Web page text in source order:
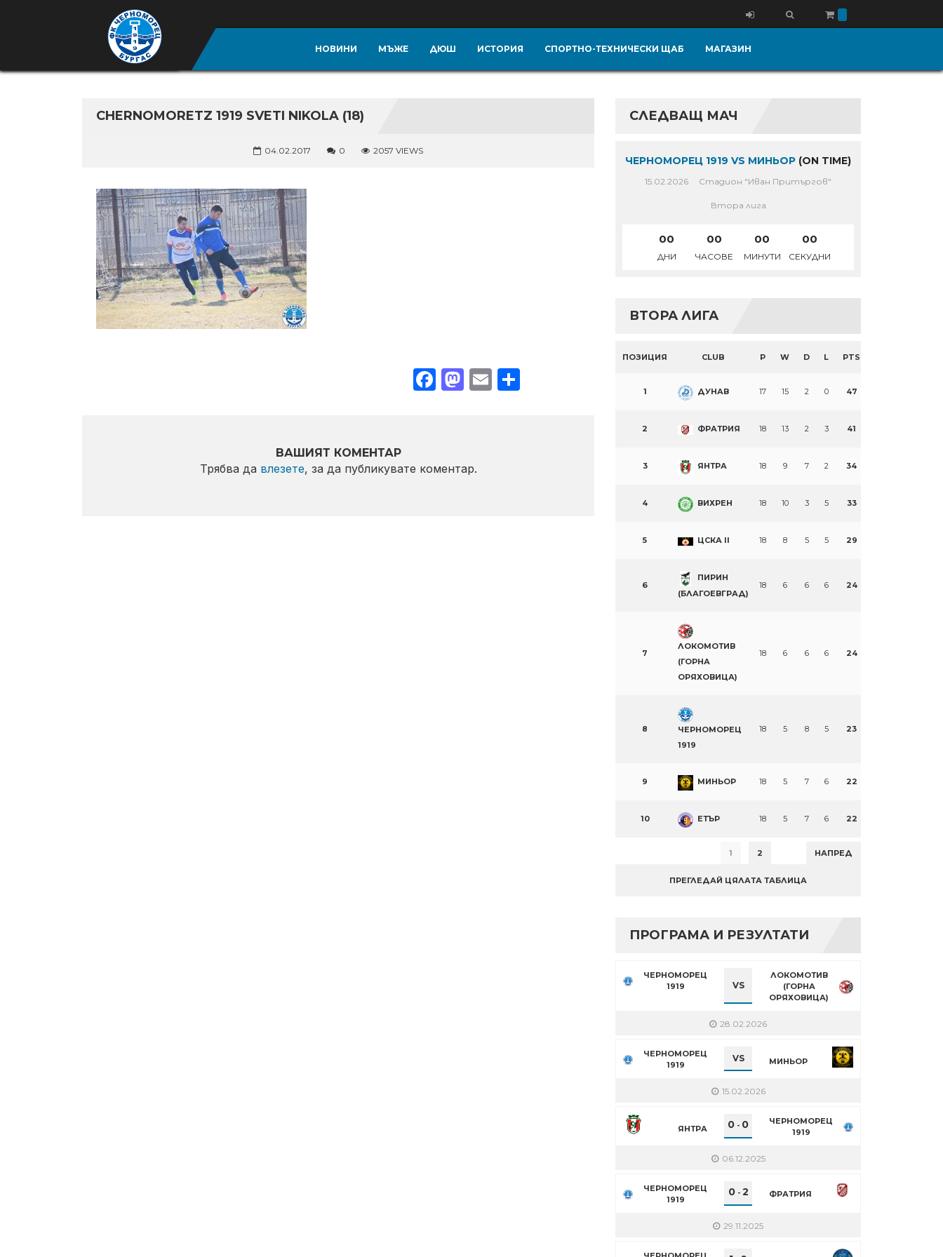
НОВИНИ МЪЖЕ ДЮШ ИСТОРИЯ СПОРТНО-ТЕХНИЧЕСКИ ЩАБ МАГАЗИН
CHERNOMORETZ 1919 SVETI NIKOLA (18)
04.02.2017 0 2057 VIEWS
Facebook
Mastodon
EmailShare
ВАШИЯТ КОМЕНТАР
Трябва да влезете, за да публикувате коментар.
СЛЕДВАЩ МАЧ
ЧЕРНОМОРЕЦ 1919 VS МИНЬОР (ON TIME)
15.02.2026 Стадион "Иван Притъргов"
Втора лига
00
ДНИ
00
ЧАСОВЕ
00
МИНУТИ
00
СЕКУДНИ
ВТОРА ЛИГА
ПОЗИЦИЯ CLUB P W D L PTS
1 ДУНАВ 17 15 2 0 47
2 ФРАТРИЯ 18 13 2 3 41
3 ЯНТРА 18 9 7 2 34
4 ВИХРЕН 18 10 3 5 33
5 ЦСКА II 18 8 5 5 29
6
ПИРИН
(БЛАГОЕВГРАД)
18 6 6 6 24
7
ЛОКОМОТИВ
(ГОРНА
ОРЯХОВИЦА)
18 6 6 6 24
8
ЧЕРНОМОРЕЦ
1919
18 5 8 5 23
9 МИНЬОР 18 5 7 6 22
10 ЕТЪР 18 5 7 6 22
1 2 НАПРЕД
ПРЕГЛЕДАЙ ЦЯЛАТА ТАБЛИЦА
ПРОГРАМА И РЕЗУЛТАТИ
ЧЕРНОМОРЕЦ
1919
VS
ЛОКОМОТИВ
(ГОРНА
ОРЯХОВИЦА)
28.02.2026
ЧЕРНОМОРЕЦ
1919
VS МИНЬОР
15.02.2026
ЯНТРА 0 - 0
ЧЕРНОМОРЕЦ
1919
06.12.2025
ЧЕРНОМОРЕЦ
1919
0- 2 ФРАТРИЯ
29.11.2025